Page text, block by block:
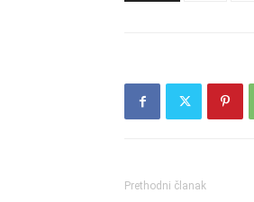
Prethodni članak